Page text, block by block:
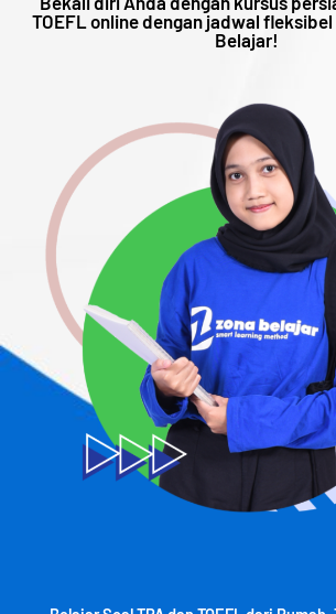
TOEFL online dengan jadwal fleksibel
Belajar!